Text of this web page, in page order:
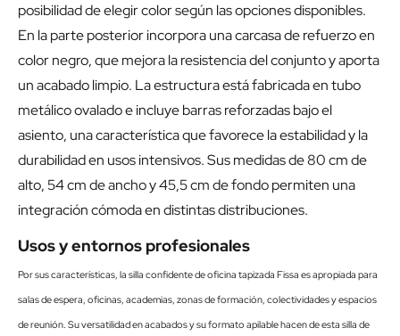
posibilidad de elegir color según las opciones disponibles.
En la parte posterior incorpora una carcasa de refuerzo en
color negro, que mejora la resistencia del conjunto y aporta
un acabado limpio. La estructura está fabricada en tubo
metálico ovalado e incluye barras reforzadas bajo el
asiento, una característica que favorece la estabilidad y la
durabilidad en usos intensivos. Sus medidas de 80 cm de
alto, 54 cm de ancho y 45,5 cm de fondo permiten una
integración cómoda en distintas distribuciones.
Usos y entornos profesionales
Por sus características, la silla confidente de oficina tapizada Fissa es apropiada para
salas de espera, oficinas, academias, zonas de formación, colectividades y espacios
de reunión. Su versatilidad en acabados y su formato apilable hacen de esta silla de